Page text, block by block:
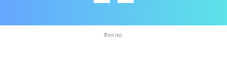
© en Inc.